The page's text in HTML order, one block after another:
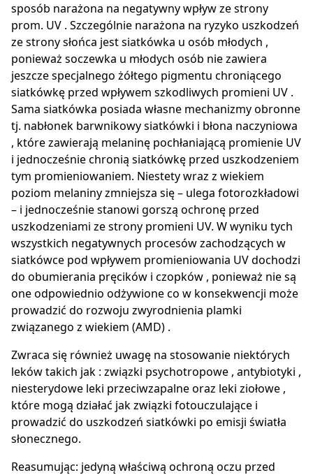
sposób narażona na negatywny wpływ ze strony
prom. UV . Szczególnie narażona na ryzyko uszkodzeń
ze strony słońca jest siatkówka u osób młodych ,
ponieważ soczewka u młodych osób nie zawiera
jeszcze specjalnego żółtego pigmentu chroniącego
siatkówkę przed wpływem szkodliwych promieni UV .
Sama siatkówka posiada własne mechanizmy obronne
tj. nabłonek barwnikowy siatkówki i błona naczyniowa
, które zawierają melaninę pochłaniającą promienie UV
i jednocześnie chronią siatkówkę przed uszkodzeniem
tym promieniowaniem. Niestety wraz z wiekiem
poziom melaniny zmniejsza się – ulega fotorozkładowi
– i jednocześnie stanowi gorszą ochronę przed
uszkodzeniami ze strony promieni UV. W wyniku tych
wszystkich negatywnych procesów zachodzących w
siatkówce pod wpływem promieniowania UV dochodzi
do obumierania pręcików i czopków , ponieważ nie są
one odpowiednio odżywione co w konsekwencji może
prowadzić do rozwoju zwyrodnienia plamki
związanego z wiekiem (AMD) .
Zwraca się również uwagę na stosowanie niektórych
leków takich jak : związki psychotropowe , antybiotyki ,
niesterydowe leki przeciwzapalne oraz leki ziołowe ,
które mogą działać jak związki fotouczulające i
prowadzić do uszkodzeń siatkówki po emisji światła
słonecznego.
Reasumując: jedyną właściwą ochroną oczu przed